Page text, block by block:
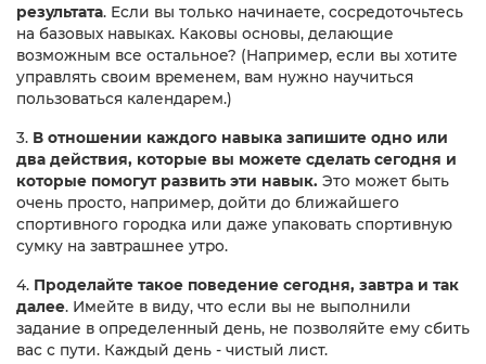
результата. Если вы только начинаете, сосредоточьтесь
на базовых навыках. Каковы основы, делающие
возможным все остальное? (Например, если вы хотите
управлять своим временем, вам нужно научиться
пользоваться календарем.)
3. В отношении каждого навыка запишите одно или
два действия, которые вы можете сделать сегодня и
которые помогут развить эти навык. Это может быть
очень просто, например, дойти до ближайшего
спортивного городка или даже упаковать спортивную
сумку на завтрашнее утро.
4. Проделайте такое поведение сегодня, завтра и так
далее. Имейте в виду, что если вы не выполнили
задание в определенный день, не позволяйте ему сбить
вас с пути. Каждый день - чистый лист.